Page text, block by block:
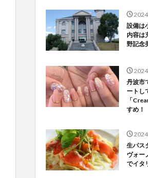
設備は
内容は
野記念
丹波市
ートし
「
すめ！
生パス
ヴォー
でイタ